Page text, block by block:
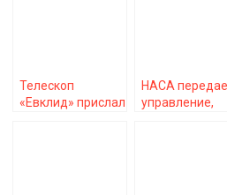
Телескоп
«Евклид» прислал
НАСА
управление,